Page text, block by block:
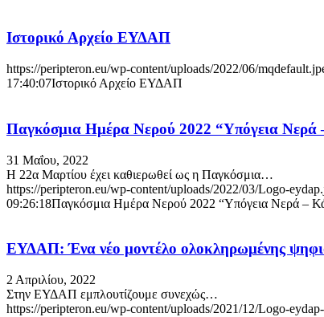
Ιστορικό Αρχείο ΕΥΔΑΠ
https://peripteron.eu/wp-content/uploads/2022/06/
17:40:07Ιστορικό Αρχείο ΕΥΔΑΠ
Παγκόσμια Ημέρα Νερού 2022 “Υπόγεια Νερά
31 Μαΐου, 2022
H 22α Μαρτίου έχει καθιερωθεί ως η Παγκόσμια…
https://peripteron.eu/wp-content/uploads/2022/03/Logo-
09:26:18Παγκόσμια Ημέρα Νερού 2022 “Υπόγεια Νερά –
ΕΥΔΑΠ: Ένα νέο μοντέλο ολοκληρωμένης
2 Απριλίου, 2022
Στην ΕΥΔΑΠ εμπλουτίζουμε συνεχώς…
https://peripteron.eu/wp-content/uploads/2021/12/Logo-